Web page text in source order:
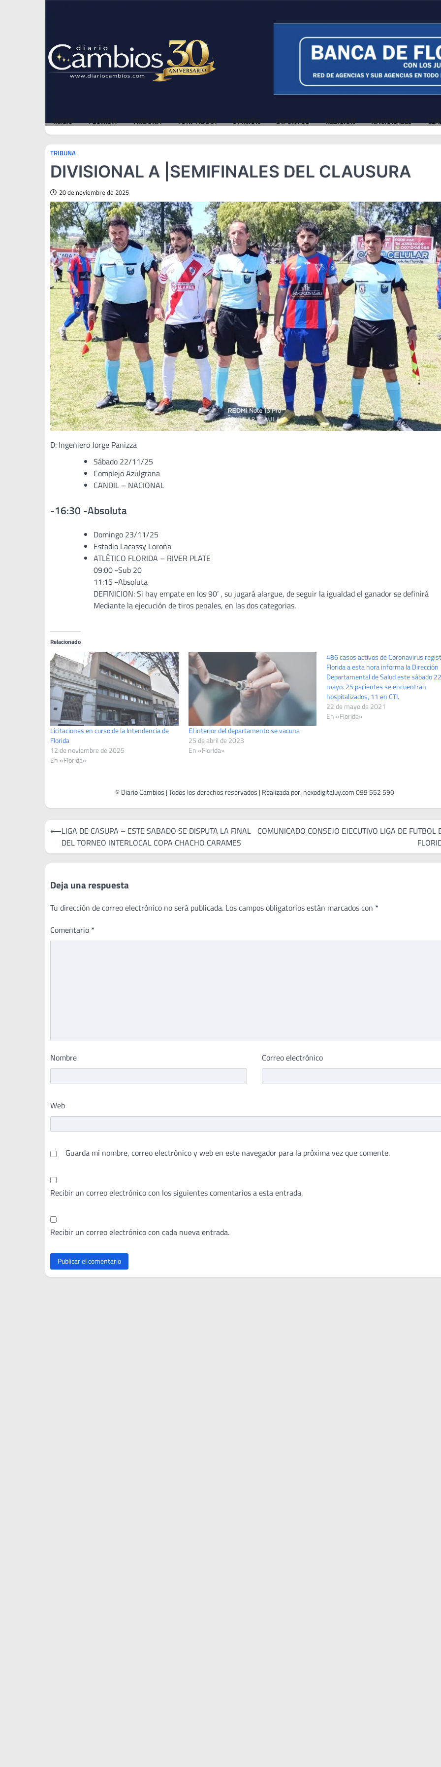
INICIO FLORIDA TRIBUNA TURF AL DÍA OPINIÓN DIFUNTOS RELIGIÓN NACIONALES
TRIBUNA
DIVISIONAL A |SEMIFINALES DEL CLAUSURA
20 de noviembre de 2025
D: Ingeniero Jorge Panizza
Sábado 22/11/25
Complejo Azulgrana
CANDIL – NACIONAL
-16:30 -Absoluta
Domingo 23/11/25
Estadio Lacassy Loroña
ATLÉTICO FLORIDA – RIVER PLATE
09:00 -Sub 20
11:15 -Absoluta
DEFINICION: Si hay empate en los 90’ , su jugará alargue, de seguir la igualdad el ganador se definirá
Mediante la ejecución de tiros penales, en las dos categorias.
Relacionado
Licitaciones en curso de la Intendencia de
Florida
12 de noviembre de 2025
En «Florida»
El interior del departamento se vacuna
25 de abril de 2023
En «Florida»
486 casos activos de Coronavirus
Florida a esta hora informa la Dirección
Departamental de Salud este sábado
mayo. 25 pacientes se encuentran
hospitalizados, 11 en CTI.
22 de mayo de 2021
En «Florida»
Navegación
entradas
⟵LIGA DE CASUPA – ESTE SABADO SE DISPUTA LA FINAL
DEL TORNEO INTERLOCAL COPA CHACHO CARAMES
COMUNICADO CONSEJO EJECUTIVO LIGA DE FUTBOL
Deja una respuesta
Tu dirección de correo electrónico no será publicada. Los campos obligatorios están marcados con *
Comentario *
Nombre Correo electrónico
Web
Guarda mi nombre, correo electrónico y web en este navegador para la próxima vez que comente.
Recibir un correo electrónico con los siguientes comentarios a esta entrada.
Recibir un correo electrónico con cada nueva entrada.